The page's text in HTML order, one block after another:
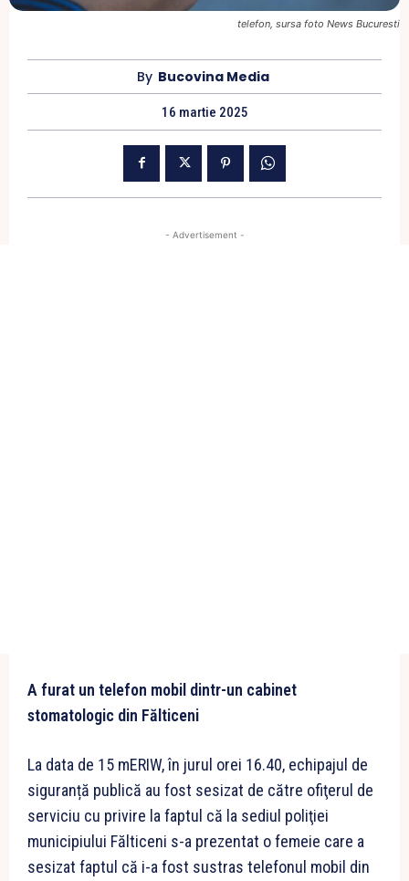
telefon, sursa foto News Bucuresti
By Bucovina Media
16 martie 2025
- Advertisement -
A furat un telefon mobil dintr-un cabinet
stomatologic din Fălticeni
La data de 15 mERIW, în jurul orei 16.40, echipajul de
siguranță publică au fost sesizat de către ofiţerul de
serviciu cu privire la faptul că la sediul poliţiei
municipiului Fălticeni s-a prezentat o femeie care a
sesizat faptul că i-a fost sustras telefonul mobil din